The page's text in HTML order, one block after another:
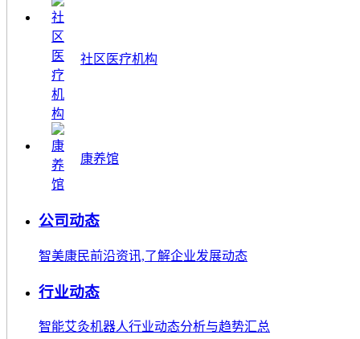
社区医疗机构
康养馆
公司动态
智美康民前沿资讯,了解企业发展动态
行业动态
智能艾灸机器人行业动态分析与趋势汇总